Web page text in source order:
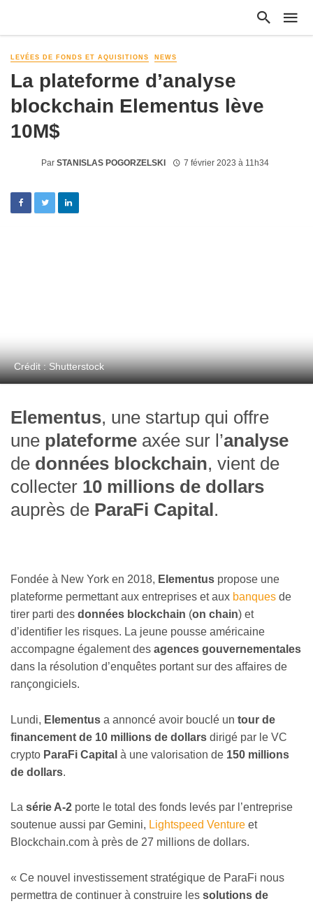
LEVÉES DE FONDS ET AQUISITIONS NEWS
La plateforme d’analyse
blockchain Elementus lève
10M$
Par STANISLAS POGORZELSKI 7 février 2023 à 11h34
Crédit : Shutterstock
Elementus, une startup qui offre
une plateforme axée sur l’analyse
de données blockchain, vient de
collecter 10 millions de dollars
auprès de ParaFi Capital .
Fondée à New York en 2018, Elementus propose une
plateforme permettant aux entreprises et aux banques de
tirer parti des données blockchain (on chain) et
d’identifier les risques. La jeune pousse américaine
accompagne également des agences gouvernementales
dans la résolution d’enquêtes portant sur des affaires de
rançongiciels.
Lundi, Elementus a annoncé avoir bouclé un tour de
financement de 10 millions de dollars dirigé par le VC
crypto ParaFi Capital à une valorisation de 150 millions
de dollars.
La série A-2 porte le total des fonds levés par l’entreprise
soutenue aussi par Gemini, Lightspeed Venture et
Blockchain.com à près de 27 millions de dollars.
« Ce nouvel investissement stratégique de ParaFi nous
permettra de continuer à construire les solutions de